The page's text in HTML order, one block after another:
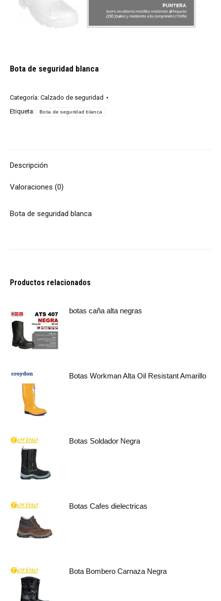
Bota de seguridad blanca
Categoría: Calzado de seguridad
Etiqueta:
Bota de seguridad blanca
Descripción
Valoraciones (0)
Bota de seguridad blanca
Productos relacionados
botas caña alta negras
Botas Workman Alta Oil Resistant Amarillo
Botas Soldador Negra
Botas Cafes dielectricas
Bota Bombero Carnaza Negra